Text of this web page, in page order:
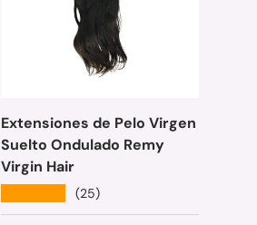
Extensiones de Pelo Virgen
Suelto Ondulado Remy
Virgin Hair
(25)